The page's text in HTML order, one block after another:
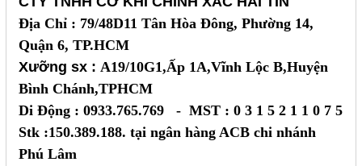
Địa Chỉ : 79/48D11 Tân Hòa Đông, Phường 14,
Quận 6, TP.HCM
Xưỡng sx : A19/10G1,Ấp 1A,Vĩnh Lộc B,Huyện
Bình Chánh,TPHCM
Di Động : 0933.765.769 - MST : 0 3 1 5 2 1 1 0 7 5
Stk :150.389.188. tại ngân hàng ACB chi nhánh
Phú Lâm